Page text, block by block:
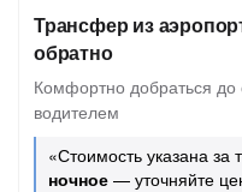
Трансфер из
обратно
Комфортно добраться
водителем
«Стоимость указана
ночное — уточняйте